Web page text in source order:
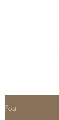
Post